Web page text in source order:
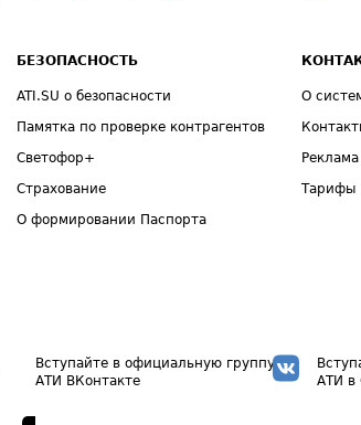
БЕЗОПАСНОСТЬ
ATI.SU о безопасности
Памятка по проверке контрагентов
Светофор+
Страхование
О формировании Паспорта
О
Тарифы
Вступайте в официальную группу
АТИ ВКонтакте
АТИ в